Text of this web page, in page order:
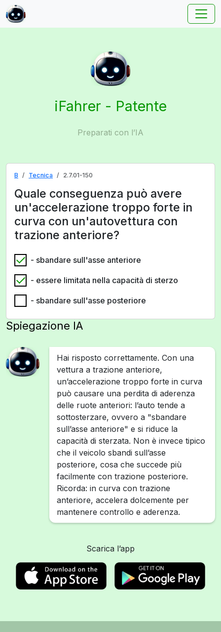
iFahrer - Patente
Preparati con l’IA
B Tecnica 2.7.01-150
Quale conseguenza può avere
un'accelerazione troppo forte in
curva con un'autovettura con
trazione anteriore?
- sbandare sull'asse anteriore
- essere limitata nella capacità di sterzo
- sbandare sull'asse posteriore
Spiegazione IA
Hai risposto correttamente. Con una
vettura a trazione anteriore,
un’accelerazione troppo forte in curva
può causare una perdita di aderenza
delle ruote anteriori: l’auto tende a
sottosterzare, ovvero a "sbandare
sull’asse anteriore" e si riduce la
capacità di sterzata. Non è invece tipico
che il veicolo sbandi sull’asse
posteriore, cosa che succede più
facilmente con trazione posteriore.
Ricorda: in curva con trazione
anteriore, accelera dolcemente per
mantenere controllo e aderenza.
Scarica l’app